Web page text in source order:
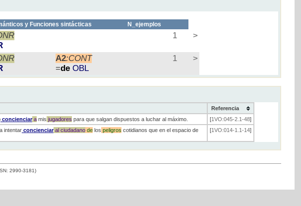
y Funciones sintácticas N_ejemplos
1 >
A2:CONT
=deOBL
1 >
Referencia
concienciaramis jugadores para que salgan dispuestos a luchar al máximo. [1VO:045-2.1-48]
intentarconcienciaralciudadanodelos peligros cotidianos que en el espacio de
[1VO:014-1.1-14]
2990-3181)